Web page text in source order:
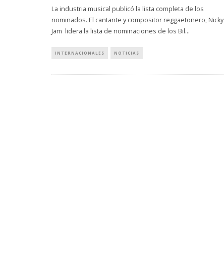
La industria musical publicó la lista completa de los
nominados. El cantante y compositor reggaetonero, Nicky
Jam lidera la lista de nominaciones de los Bil...
INTERNACIONALES NOTICIAS